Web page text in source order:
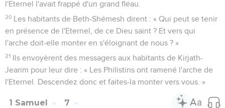
l'Eternel l'avait frappé d'un grand fléau.
20 Les habitants de Beth-Shémesh dirent : « Qui peut se tenir
en présence de l'Eternel, de ce Dieu saint ? Et vers qui
l'arche doit-elle monter en s'éloignant de nous ? »
21 Ils envoyèrent des messagers aux habitants de Kirjath-
Jearim pour leur dire : « Les Philistins ont ramené l'arche de
l'Eternel. Descendez donc et faites-la monter vers vous. »
1 Samuel 7